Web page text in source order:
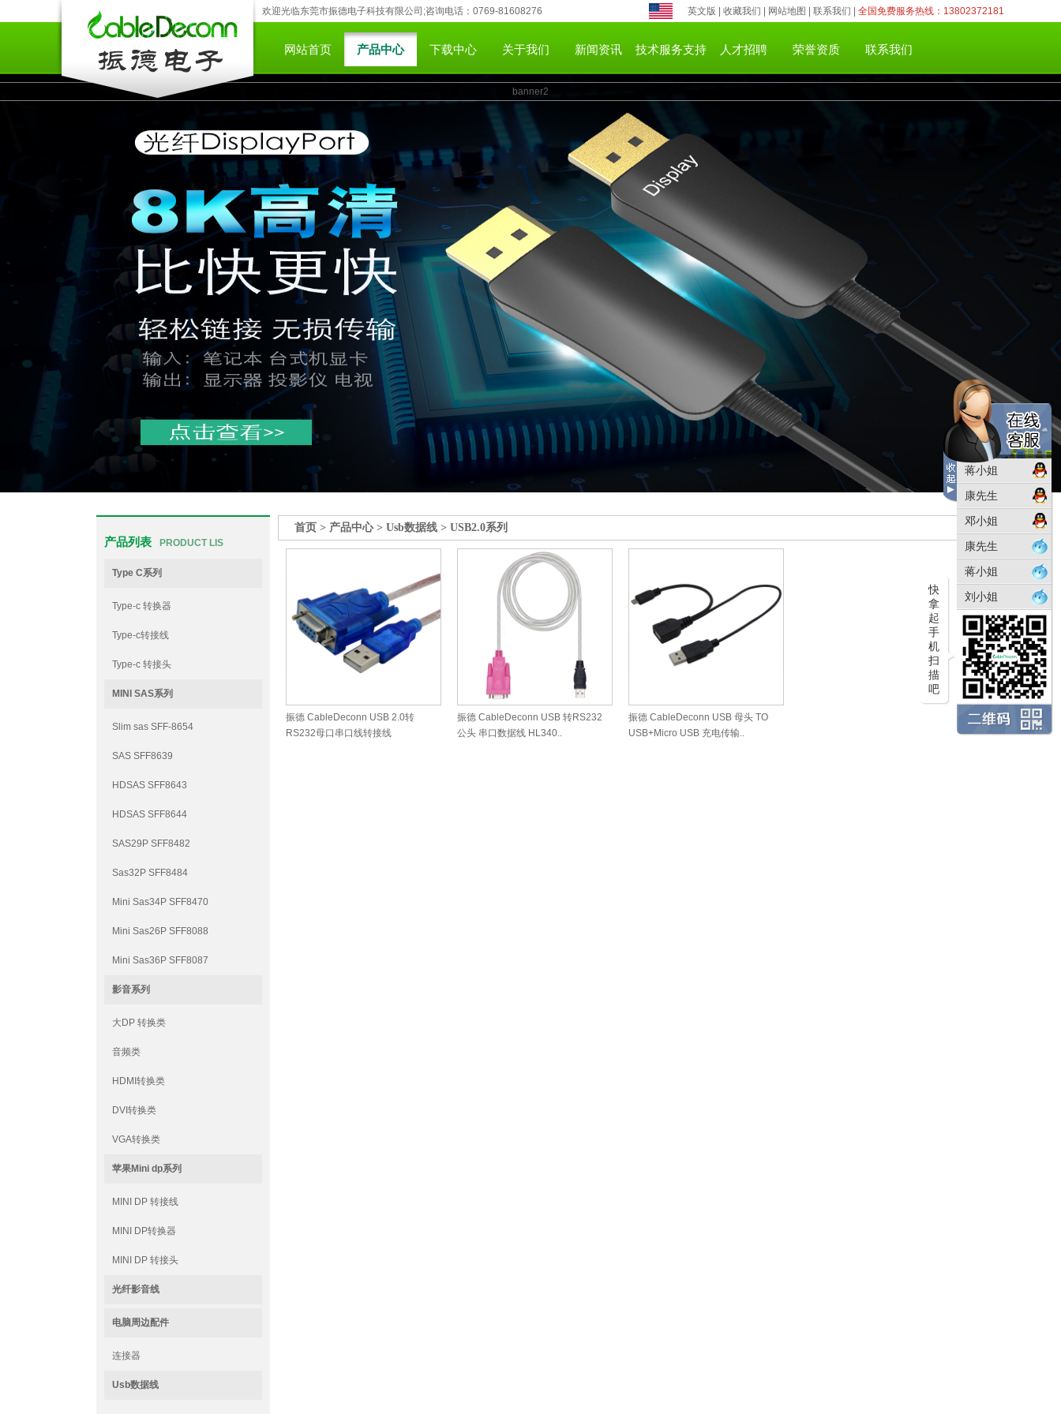
欢迎光临东莞市振德电子科技有限公司;咨询电话：0769-81608276 英文版 收藏我们 网站地图 联系我们 全国免费服务热线：13802372181
网站首页 产品中心 下载中心 关于我们 新闻资讯 技术服务支持 人才招聘 荣誉资质 联系我们
banner2
产品列表 PRODUCT LIS
Type C系列
Type-c 转换器
Type-c转接线
Type-c 转接头
MINI SAS系列
Slim sas SFF-8654
SAS SFF8639
HDSAS SFF8643
HDSAS SFF8644
SAS29P SFF8482
Sas32P SFF8484
Mini Sas34P SFF8470
Mini Sas26P SFF8088
Mini Sas36P SFF8087
影音系列
大DP 转换类
音频类
HDMI转换类
DVI转换类
VGA转换类
苹果Mini dp系列
MINI DP 转接线
MINI DP转换器
MINI DP 转接头
光纤影音线
电脑周边配件
连接器
Usb数据线
首页 > 产品中心> Usb数据线 > USB2.0系列
振德 CableDeconn USB 2.0转
RS232母口串口线转接线
振德 CableDeconn USB 转RS232
公头 串口数据线 HL340..
振德 CableDeconn USB 母头 TO
USB+Micro USB 充电传输..
蒋小姐
康先生
邓小姐
康先生
蒋小姐
刘小姐
快
拿
起
手
机
扫
描
吧